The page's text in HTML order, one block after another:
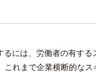
には、労働者の有す
れまで企業横断的な